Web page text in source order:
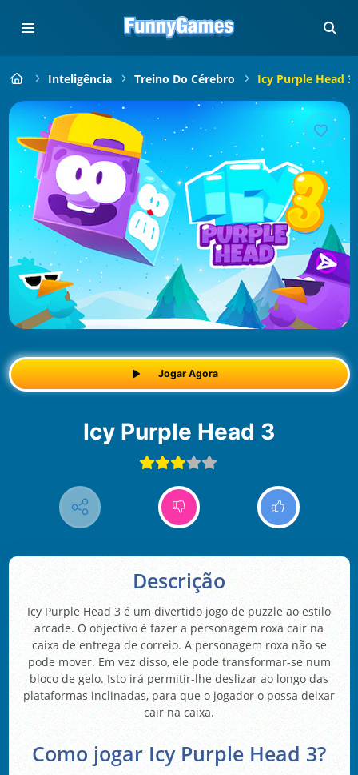
Inteligência Treino Do Cérebro Icy Purple Head 3
Jogar Agora
Icy Purple Head 3
Descrição
Icy Purple Head 3 é um divertido jogo de puzzle ao estilo
arcade. O objectivo é fazer a personagem roxa cair na
caixa de entrega de correio. A personagem roxa não se
pode mover. Em vez disso, ele pode transformar-se num
bloco de gelo. Isto irá permitir-lhe deslizar ao longo das
plataformas inclinadas, para que o jogador o possa deixar
cair na caixa.
Como jogar Icy Purple Head 3?